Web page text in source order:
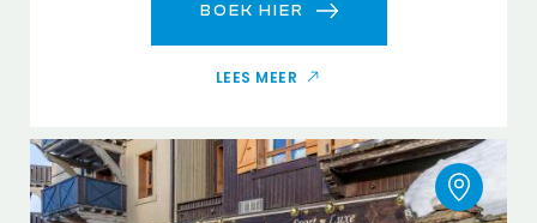
BOEK HIER
LEES MEER